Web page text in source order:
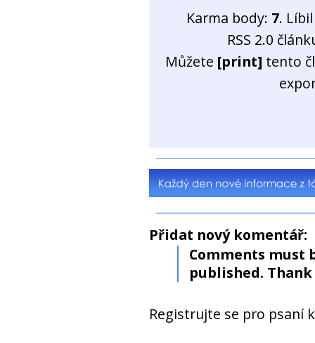
Karma body: 7.
RSS 2.0
Můžete [print] tento
Přidat nový komentář:
Comments must
published. Thank
Registrujte se pro psaní